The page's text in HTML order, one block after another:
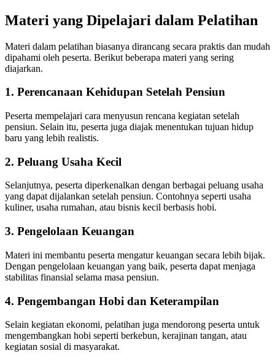
Materi yang Dipelajari dalam Pelatihan
Materi dalam pelatihan biasanya dirancang secara praktis dan mudah
dipahami oleh peserta. Berikut beberapa materi yang sering
diajarkan.
1. Perencanaan Kehidupan Setelah Pensiun
Peserta mempelajari cara menyusun rencana kegiatan setelah
pensiun. Selain itu, peserta juga diajak menentukan tujuan hidup
baru yang lebih realistis.
2. Peluang Usaha Kecil
Selanjutnya, peserta diperkenalkan dengan berbagai peluang usaha
yang dapat dijalankan setelah pensiun. Contohnya seperti usaha
kuliner, usaha rumahan, atau bisnis kecil berbasis hobi.
3. Pengelolaan Keuangan
Materi ini membantu peserta mengatur keuangan secara lebih bijak.
Dengan pengelolaan keuangan yang baik, peserta dapat menjaga
stabilitas finansial selama masa pensiun.
4. Pengembangan Hobi dan Keterampilan
Selain kegiatan ekonomi, pelatihan juga mendorong peserta untuk
mengembangkan hobi seperti berkebun, kerajinan tangan, atau
kegiatan sosial di masyarakat.